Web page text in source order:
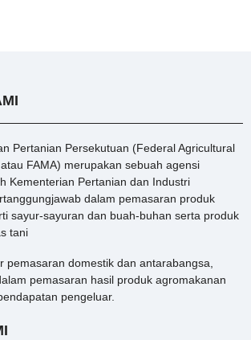
Pertanian Persekutuan (Federal Agricultural
FAMA) merupakan sebuah agensi
Kementerian Pertanian dan Industri
dalam pemasaran produk
sayur-sayuran dan buah-buhan serta produk
tani
pemasaran domestik dan antarabangsa,
pemasaran hasil produk agromakanan
pengeluar.